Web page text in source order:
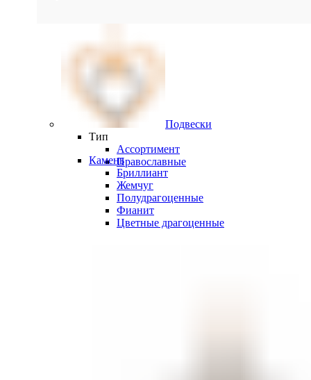
Подвески
Тип
Ассортимент
Православные
Камень
Бриллиант
Жемчуг
Полудрагоценные
Фианит
Цветные драгоценные